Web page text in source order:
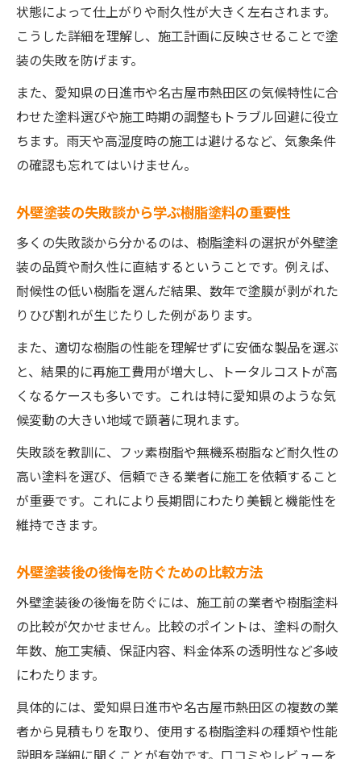
状態によって仕上がりや耐久性が大きく左右されます。
こうした詳細を理解し、施工計画に反映させることで塗
装の失敗を防げます。
また、愛知県の日進市や名古屋市熱田区の気候特性に合
わせた塗料選びや施工時期の調整もトラブル回避に役立
ちます。雨天や高湿度時の施工は避けるなど、気象条件
の確認も忘れてはいけません。
外壁塗装の失敗談から学ぶ樹脂塗料の重要性
多くの失敗談から分かるのは、樹脂塗料の選択が外壁塗
装の品質や耐久性に直結するということです。例えば、
耐候性の低い樹脂を選んだ結果、数年で塗膜が剥がれた
りひび割れが生じたりした例があります。
また、適切な樹脂の性能を理解せずに安価な製品を選ぶ
と、結果的に再施工費用が増大し、トータルコストが高
くなるケースも多いです。これは特に愛知県のような気
候変動の大きい地域で顕著に現れます。
失敗談を教訓に、フッ素樹脂や無機系樹脂など耐久性の
高い塗料を選び、信頼できる業者に施工を依頼すること
が重要です。これにより長期間にわたり美観と機能性を
維持できます。
外壁塗装後の後悔を防ぐための比較方法
外壁塗装後の後悔を防ぐには、施工前の業者や樹脂塗料
の比較が欠かせません。比較のポイントは、塗料の耐久
年数、施工実績、保証内容、料金体系の透明性など多岐
にわたります。
具体的には、愛知県日進市や名古屋市熱田区の複数の業
者から見積もりを取り、使用する樹脂塗料の種類や性能
説明を詳細に聞くことが有効です。口コミやレビューを